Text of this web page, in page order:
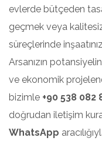
evlerde bütçeden
geçmek veya
süreçlerinde
Arsanızın
ve ekonomik
bizimle +90 538 082
doğrudan iletişim
WhatsApp